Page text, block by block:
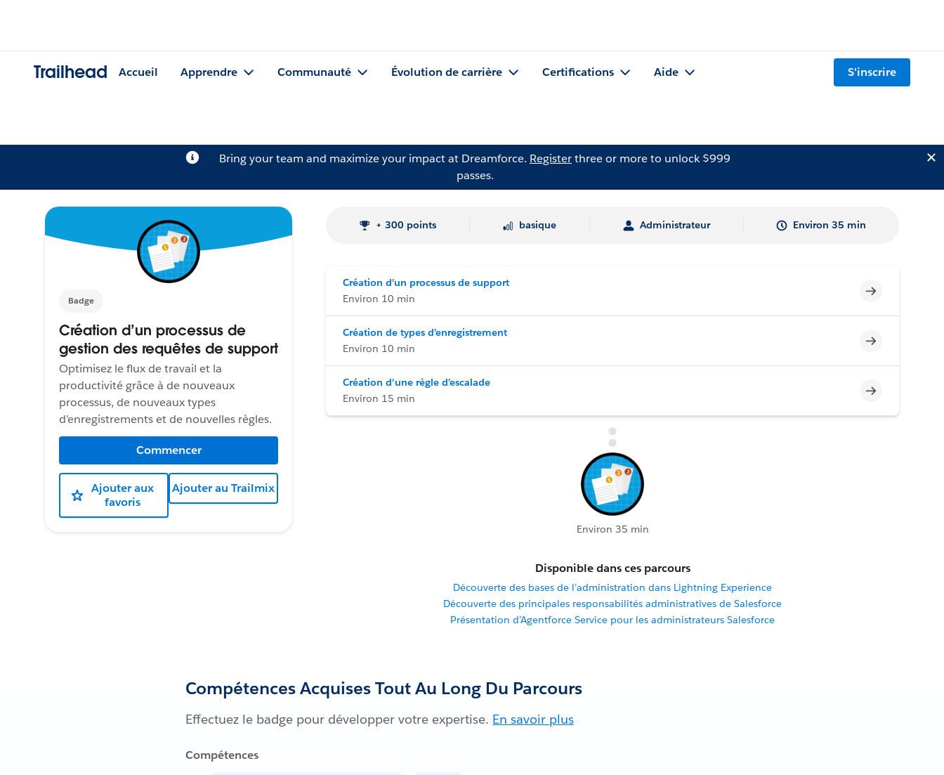
Trailhead Accueil Apprendre Communauté Évolution de carrière Certifications Aide S'inscrire
Bring your team and maximize your impact at Dreamforce. Registerthree or more to unlock $999
passes.
Badge
Création d’un processus de
gestion des requêtes de support
Optimisez le flux de travail et la
productivité grâce à de nouveaux
processus, de nouveaux types
d’enregistrements et de nouvelles règles.
Commencer
Ajouter aux
favoris
Ajouter au Trailmix
+ 300 points basique Administrateur Environ 35 min
Création d’un processus de support
Environ 10 min
Incomplet
Création de types d’enregistrement
Environ 10 min
Incomplet
Création d'une règle d’escalade
Environ 15 min
Incomplet
Environ 35 min
Disponible dans ces parcours
Découverte des bases de l’administration dans Lightning Experience
Découverte des principales responsabilités administratives de Salesforce
Présentation d’Agentforce Service pour les administrateurs Salesforce
Compétences Acquises Tout Au Long Du Parcours
Effectuez le badge pour développer votre expertise. En savoir plus
Compétences